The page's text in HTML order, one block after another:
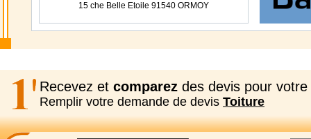
15 che Belle Etoile 91540 ORMOY
Recevez et comparez des devis pour votre
Remplir votre demande de devis Toiture